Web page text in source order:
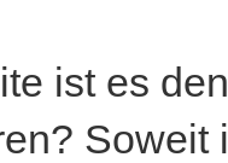
ist es